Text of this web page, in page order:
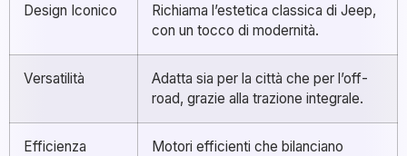
Design Iconico
Richiama l’estetica classica di Jeep,
con un tocco di modernità.
Versatilità
Adatta sia per la città che per l’off-
road, grazie alla trazione integrale.
Efficienza
Motori efficienti che bilanciano